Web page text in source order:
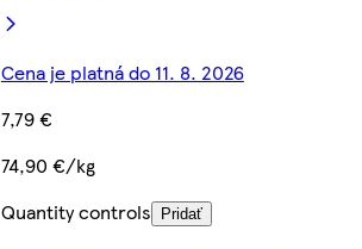
Cena je platná do 11. 8. 2026
7,79 €
74,90 €/kg
Quantity controls
Pridať